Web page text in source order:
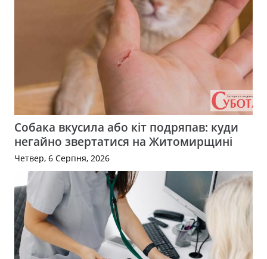
Собака вкусила або кіт подряпав: куди
негайно звертатися на Житомирщині
Четвер, 6 Серпня, 2026